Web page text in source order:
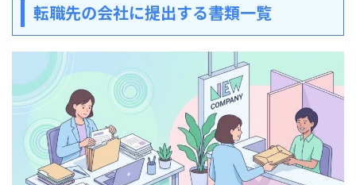
転職先の会社に提出する書類一覧